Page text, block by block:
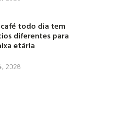
todo dia tem
diferentes para
etária
2026